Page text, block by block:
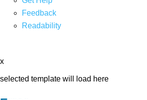
Feedback
Readability
x
selected template will load here